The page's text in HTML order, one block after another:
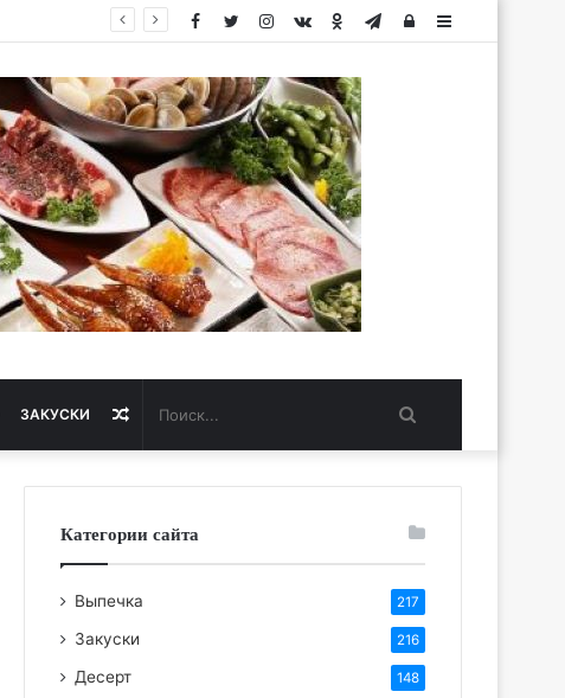
Sidebar
Авторизация
Telegram
Одноклассники
vk.com
Instagram
Twitter
Facebook
ЗАКУСКИ Случайная
статья
Категории сайта
Выпечка 217
Закуски 216
Десерт 148